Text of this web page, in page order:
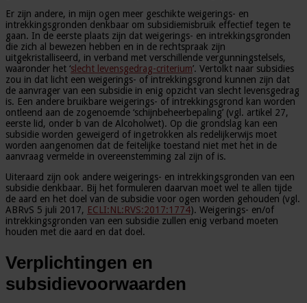
Er zijn andere, in mijn ogen meer geschikte weigerings- en
intrekkingsgronden denkbaar om subsidiemisbruik effectief tegen te
gaan. In de eerste plaats zijn dat weigerings- en intrekkingsgronden
die zich al bewezen hebben en in de rechtspraak zijn
uitgekristalliseerd, in verband met verschillende vergunningstelsels,
waaronder het ‘slecht levensgedrag-criterium’. Vertolkt naar subsidies
zou in dat licht een weigerings- of intrekkingsgrond kunnen zijn dat
de aanvrager van een subsidie in enig opzicht van slecht levensgedrag
is. Een andere bruikbare weigerings- of intrekkingsgrond kan worden
ontleend aan de zogenoemde ‘schijnbeheerbepaling’ (vgl. artikel 27,
eerste lid, onder b van de Alcoholwet). Op die grondslag kan een
subsidie worden geweigerd of ingetrokken als redelijkerwijs moet
worden aangenomen dat de feitelijke toestand niet met het in de
aanvraag vermelde in overeenstemming zal zijn of is.
Uiteraard zijn ook andere weigerings- en intrekkingsgronden van een
subsidie denkbaar. Bij het formuleren daarvan moet wel te allen tijde
de aard en het doel van de subsidie voor ogen worden gehouden (vgl.
ABRvS 5 juli 2017, ECLI:NL:RVS:2017:1774). Weigerings- en/of
intrekkingsgronden van een subsidie zullen enig verband moeten
houden met die aard en dat doel.
Verplichtingen en
subsidievoorwaarden